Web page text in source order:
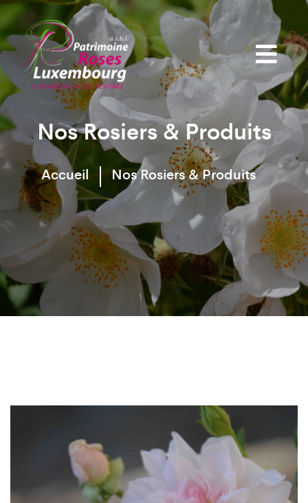
Nos Rosiers & Produits
Accueil Nos Rosiers & Produits